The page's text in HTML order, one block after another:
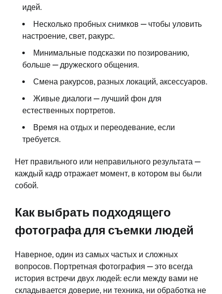
идей.
Несколько пробных снимков — чтобы уловить
настроение, свет, ракурс.
Минимальные подсказки по позированию,
больше — дружеского общения.
Смена ракурсов, разных локаций, аксессуаров.
Живые диалоги — лучший фон для
естественных портретов.
Время на отдых и переодевание, если
требуется.
Нет правильного или неправильного результата —
каждый кадр отражает момент, в котором вы были
собой.
Как выбрать подходящего
фотографа для съемки людей
Наверное, один из самых частых и сложных
вопросов. Портретная фотография — это всегда
история встречи двух людей: если между вами не
складывается доверие, ни техника, ни обработка не